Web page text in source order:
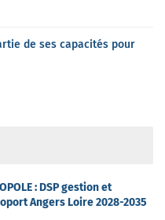
de ses capacités pour
: DSP gestion et
Angers Loire 2028-2035